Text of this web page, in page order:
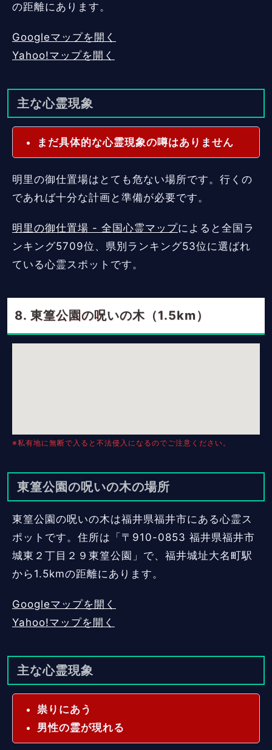
の距離にあります。
Googleマップを開く
Yahoo!マップを開く
主な心霊現象
まだ具体的な心霊現象の噂はありません
明里の御仕置場はとても危ない場所です。行くの
であれば十分な計画と準備が必要です。
明里の御仕置場 - 全国心霊マップによると全国ラ
ンキング5709位、県別ランキング53位に選ばれ
ている心霊スポットです。
東篁公園の呪いの木（1.5km）
※私有地に無断で入ると不法侵入になるのでご注意ください。
東篁公園の呪いの木の場所
東篁公園の呪いの木は福井県福井市にある心霊ス
ポットです。住所は「〒910-0853 福井県福井市
城東２丁目２９東篁公園」で、福井城址大名町駅
から1.5kmの距離にあります。
Googleマップを開く
Yahoo!マップを開く
主な心霊現象
祟りにあう
男性の霊が現れる